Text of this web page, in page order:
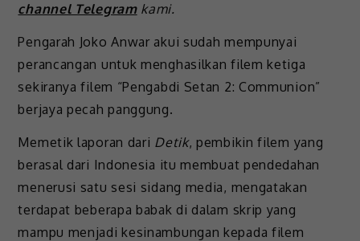
channel Telegramkami.
Pengarah Joko Anwar akui sudah mempunyai
perancangan untuk menghasilkan filem ketiga
sekiranya filem “Pengabdi Setan 2: Communion”
berjaya pecah panggung.
Memetik laporan dari Detik, pembikin filem yang
berasal dari Indonesia itu membuat pendedahan
menerusi satu sesi sidang media, mengatakan
terdapat beberapa babak di dalam skrip yang
mampu menjadi kesinambungan kepada filem